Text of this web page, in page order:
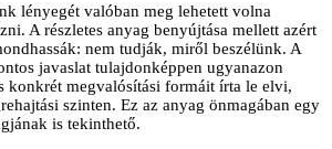
lényegét valóban meg lehetett volna
A részletes anyag benyújtása mellett azért
nem tudják, miről beszélünk. A
javaslat tulajdonképpen ugyanazon
konkrét megvalósítási formáit írta le elvi,
szinten. Ez az anyag önmagában egy
is tekinthető.